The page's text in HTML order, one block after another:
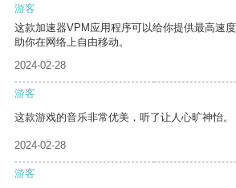
游客
这款加速器VPM应用程序可以给你提供最高速
助你在网络上自由移动。
2024-02-28
游客
这款游戏的音乐非常优美，听了让人心旷神怡。
2024-02-28
游客